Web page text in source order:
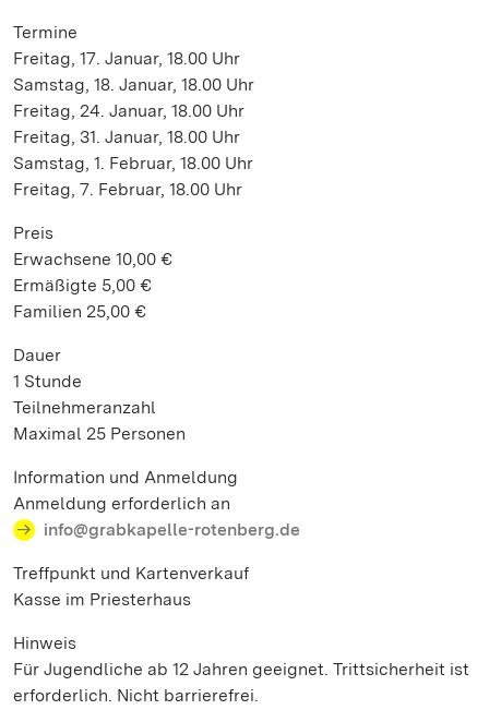
Termine
Freitag, 17. Januar, 18.00 Uhr
Samstag, 18. Januar, 18.00 Uhr
Freitag, 24. Januar, 18.00 Uhr
Freitag, 31. Januar, 18.00 Uhr
Samstag, 1. Februar, 18.00 Uhr
Freitag, 7. Februar, 18.00 Uhr
Preis
Erwachsene 10,00 €
Ermäßigte 5,00 €
Familien 25,00 €
Dauer
1 Stunde
Teilnehmeranzahl
Maximal 25 Personen
Information und Anmeldung
Anmeldung erforderlich an
info@grabkapelle-rotenberg.de
Treffpunkt und Kartenverkauf
Kasse im Priesterhaus
Hinweis
Für Jugendliche ab 12 Jahren geeignet. Trittsicherheit ist
erforderlich. Nicht barrierefrei.